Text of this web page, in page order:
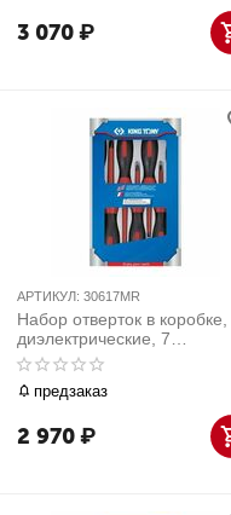
3 070₽
АРТИКУЛ: 30617MR
Набор отверток в коробке,
диэлектрические, 7
предметов
предзаказ
2 970₽